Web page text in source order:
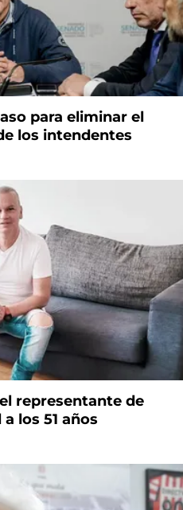
para eliminar el
los intendentes
representante de
los 51 años